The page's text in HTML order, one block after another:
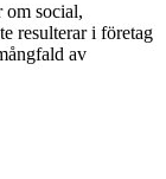
om social,
resulterar i företag
av